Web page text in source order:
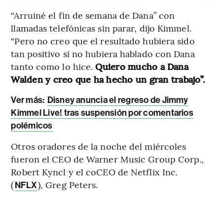
“Arruiné el fin de semana de Dana” con
llamadas telefónicas sin parar, dijo Kimmel.
“Pero no creo que el resultado hubiera sido
tan positivo si no hubiera hablado con Dana
tanto como lo hice.Quiero mucho a Dana
Walden y creo que ha hecho un gran trabajo”.
Ver más: Disney anuncia el regreso de Jimmy
Kimmel Live! tras suspensión por comentarios
polémicos
Otros oradores de la noche del miércoles
fueron el CEO de Warner Music Group Corp.,
Robert Kyncl y el coCEO de Netflix Inc.
(NFLX), Greg Peters.